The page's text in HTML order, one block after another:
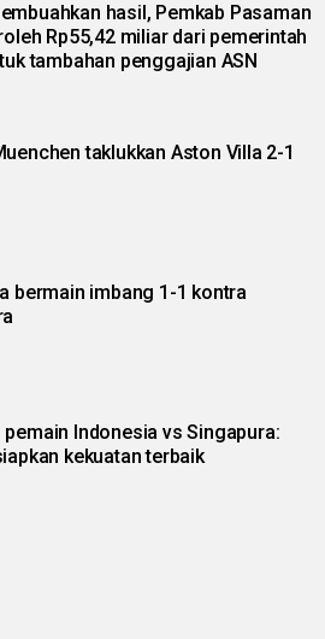
hasil, Pemkab Pasaman
Rp55,42 miliar dari pemerintah
tambahan penggajian ASN
taklukkan Aston Villa 2-1
bermain imbang 1-1 kontra
pemain Indonesia vs Singapura:
kekuatan terbaik